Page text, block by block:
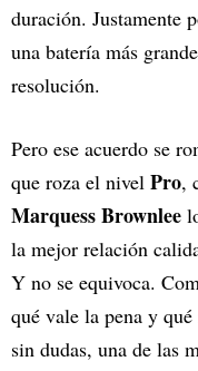
duración. Justamente
una batería más
resolución.
Pero ese acuerdo se
que roza el nivel Pro,
Marquess Brownlee
la mejor relación
Y no se equivoca.
qué vale la pena y
sin dudas, una de las